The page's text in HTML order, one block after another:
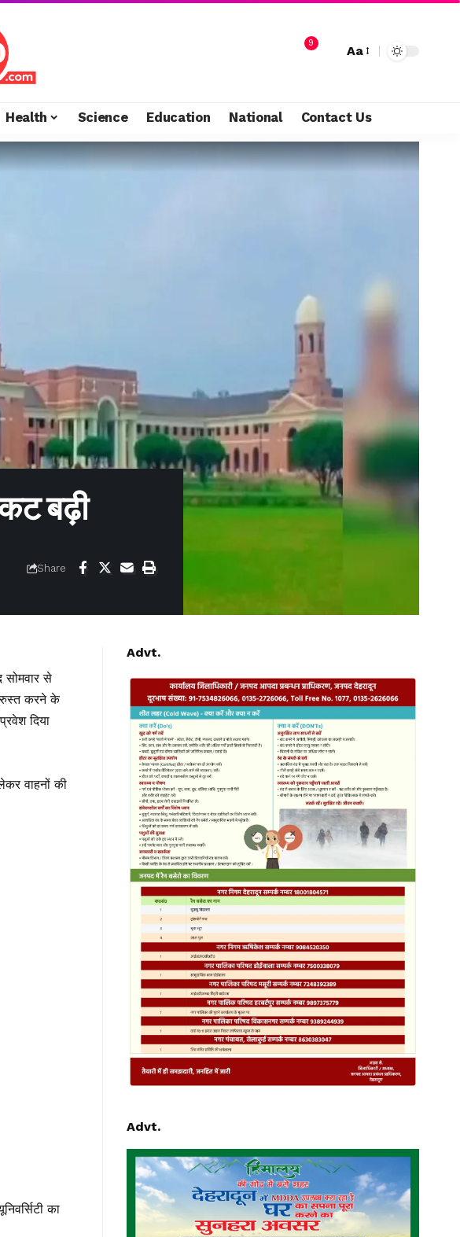
9
Aa
Health Science Education National Contact Us
बढ़ी
Share
सोमवार से
करने के
दिया
वाहनों की
का
Advt.
Advt.